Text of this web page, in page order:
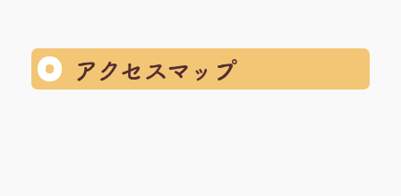
アクセスマップ